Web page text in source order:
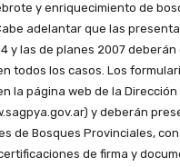
y enriquecimiento de
adelantar que las
y las de planes 2007
todos los casos. Los
la página web de la
y deberán
de Bosques Provinciales, con
de firma y